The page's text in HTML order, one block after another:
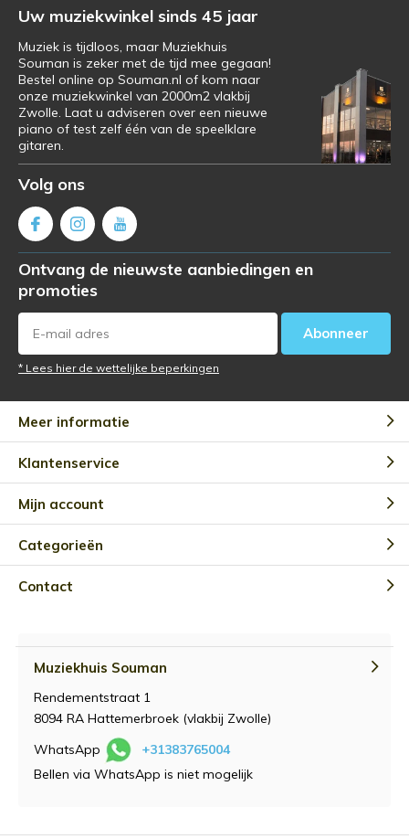
Uw muziekwinkel sinds 45 jaar
Muziek is tijdloos, maar Muziekhuis
Souman is zeker met de tijd mee gegaan!
Bestel online op Souman.nl of kom naar
onze muziekwinkel van 2000m2 vlakbij
Zwolle. Laat u adviseren over een nieuwe
piano of test zelf één van de speelklare
gitaren.
Volg ons
Ontvang de nieuwste aanbiedingen en
promoties
Abonneer
* Lees hier de wettelijke beperkingen
Meer informatie
Klantenservice
Mijn account
Categorieën
Contact
Muziekhuis Souman
Rendementstraat 1
8094 RA Hattemerbroek (vlakbij Zwolle)
WhatsApp
+31383765004
Bellen via WhatsApp is niet mogelijk